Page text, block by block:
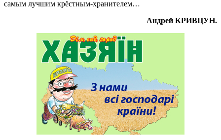
самым лучшим крёстным-хранителем…
Андрей КРИВЦУН.